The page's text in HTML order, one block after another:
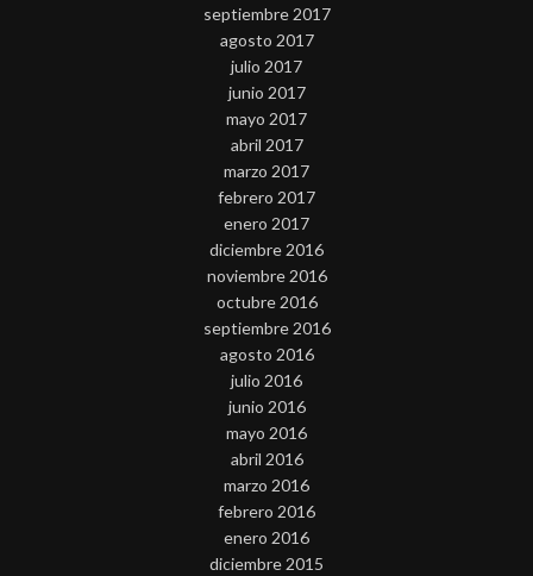
septiembre 2017
agosto 2017
julio 2017
junio 2017
mayo 2017
abril 2017
marzo 2017
febrero 2017
enero 2017
diciembre 2016
noviembre 2016
octubre 2016
septiembre 2016
agosto 2016
julio 2016
junio 2016
mayo 2016
abril 2016
marzo 2016
febrero 2016
enero 2016
diciembre 2015